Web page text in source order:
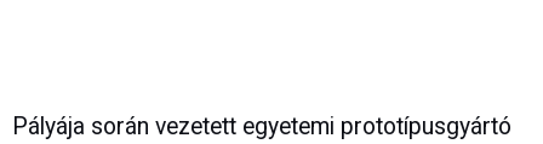
Pályája során vezetett egyetemi prototípusgyártó